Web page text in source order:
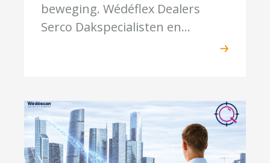
beweging. Wédéflex Dealers
Serco Dakspecialisten en...